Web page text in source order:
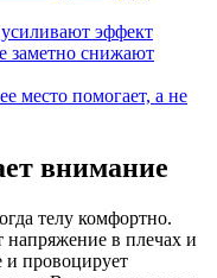
эффект
заметно снижают
место помогает, а не
внимание
телу комфортно.
напряжение в плечах и
и провоцирует